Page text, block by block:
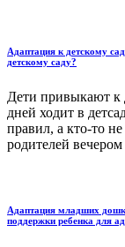
Адаптация к детскому
детскому саду?
Дети привыкают к
дней ходит в
правил, а кто-то
родителей вечером
Адаптация младших
поддержки ребенка для